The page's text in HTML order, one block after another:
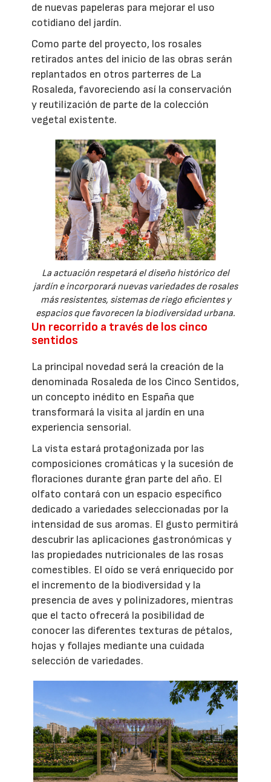
de nuevas papeleras para mejorar el uso
cotidiano del jardín.
Como parte del proyecto, los rosales
retirados antes del inicio de las obras serán
replantados en otros parterres de La
Rosaleda, favoreciendo así la conservación
y reutilización de parte de la colección
vegetal existente.
La actuación respetará el diseño histórico del
jardín e incorporará nuevas variedades de rosales
más resistentes, sistemas de riego eficientes y
espacios que favorecen la biodiversidad urbana.
Un recorrido a través de los cinco
sentidos
La principal novedad será la creación de la
denominada Rosaleda de los Cinco Sentidos,
un concepto inédito en España que
transformará la visita al jardín en una
experiencia sensorial.
La vista estará protagonizada por las
composiciones cromáticas y la sucesión de
floraciones durante gran parte del año. El
olfato contará con un espacio específico
dedicado a variedades seleccionadas por la
intensidad de sus aromas. El gusto permitirá
descubrir las aplicaciones gastronómicas y
las propiedades nutricionales de las rosas
comestibles. El oído se verá enriquecido por
el incremento de la biodiversidad y la
presencia de aves y polinizadores, mientras
que el tacto ofrecerá la posibilidad de
conocer las diferentes texturas de pétalos,
hojas y follajes mediante una cuidada
selección de variedades.